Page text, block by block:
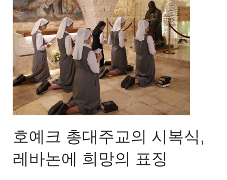
호예크 총대주교의 시복식,
레바논에 희망의 표징